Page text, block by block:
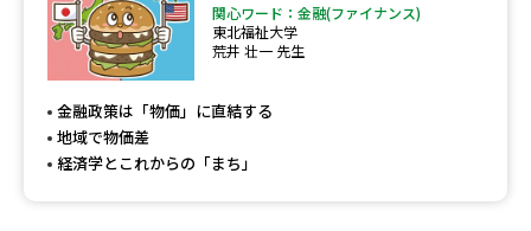
大学研究
大学で学べる内容や特徴を調べる
関心ワード：金融(ファイナンス)
東北福祉大学
荒井 壮一 先生
金融政策は「物価」に直結する
地域で物価差
経済学とこれからの「まち」